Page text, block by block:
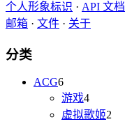
个人形象标识 · API 文档
邮箱 · 文件 · 关于
分类
ACG6
游戏4
虚拟歌姬2